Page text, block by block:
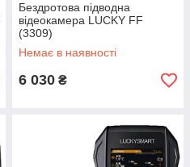
Бездротова підводна
відеокамера LUCKY FF
(3309)
Немає в наявності
6 030 ₴